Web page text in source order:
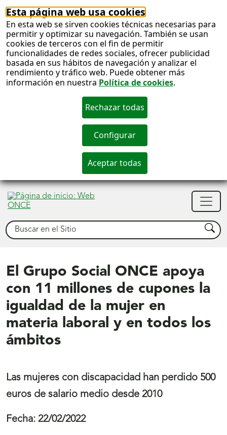
Esta página web usa cookies
En esta web se sirven cookies técnicas necesarias para
permitir y optimizar su navegación. También se usan
cookies de terceros con el fin de permitir
funcionalidades de redes sociales, ofrecer publicidad
basada en sus hábitos de navegación y analizar el
rendimiento y tráfico web. Puede obtener más
información en nuestra Política de cookies.
Buscar Buscar
El Grupo Social ONCE apoya
con 11 millones de cupones la
igualdad de la mujer en
materia laboral y en todos los
ámbitos
Las mujeres con discapacidad han perdido 500
euros de salario medio desde 2010
Fecha: 22/02/2022